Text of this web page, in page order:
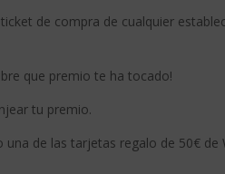
de compra de cualquier
que premio te ha tocado!
tu premio.
de las tarjetas regalo de 50€ de